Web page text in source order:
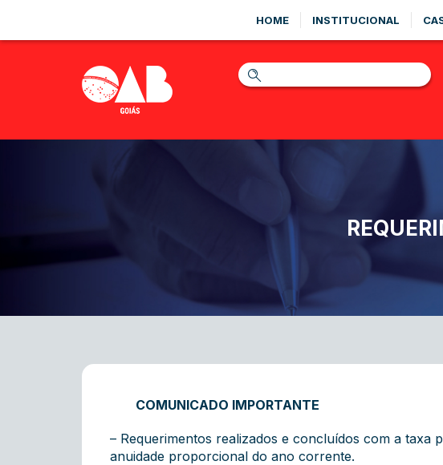
HOME INSTITUCIONAL
COMUNICADO IMPORTANTE
– Requerimentos realizados e concluídos com a taxa
anuidade proporcional do ano corrente.